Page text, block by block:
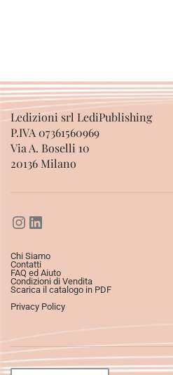
Ledizioni srl LediPublishing
P.IVA 07361560969
Via A. Boselli 10
20136 Milano
Chi Siamo
Contatti
FAQ ed Aiuto
Condizioni di Vendita
Scarica il catalogo in PDF
Privacy Policy